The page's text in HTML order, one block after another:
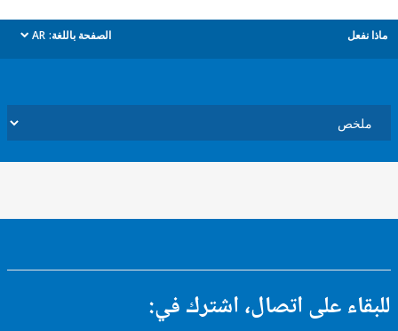
الصفحة باللغة: AR
dropdown
على اتصال، اشترك في: